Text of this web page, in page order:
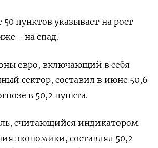
пунктов указывает на рост
- на спад.
евро, включающий в себя
сектор, составил в июне 50,6
в 50,2 пункта.
считающийся индикатором
экономики, составлял 50,2